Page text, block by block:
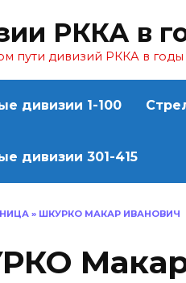
РККА в
пути дивизий РККА в
дивизии 1-100
дивизии 301-415
» ШКУРКО МАКАР ИВАНОВИЧ